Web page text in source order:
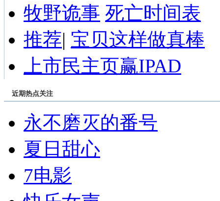
牧野诡事 死亡时间表
推荐| 宝贝这样做真棒
上市民主页赢IPAD
近期热点关注
永不磨灭的番号
夏日甜心
7电影